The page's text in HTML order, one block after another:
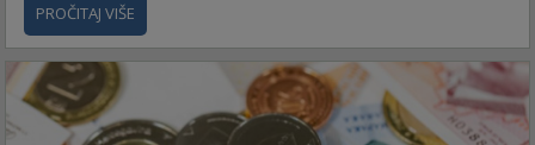
PROČITAJ VIŠE